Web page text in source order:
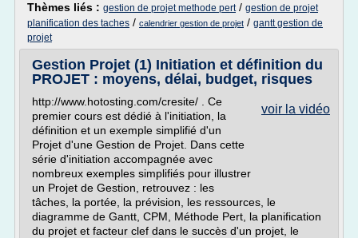
Thèmes liés : gestion de projet methode pert/ gestion de projet
planification des taches / calendrier gestion de projet / gantt gestion de
projet
Gestion Projet (1) Initiation et définition du
PROJET : moyens, délai, budget, risques
voir la vidéo
http://www.hotosting.com/cresite/ . Ce
premier cours est dédié à l'initiation, la
définition et un exemple simplifié d'un
Projet d'une Gestion de Projet. Dans cette
série d'initiation accompagnée avec
nombreux exemples simplifiés pour illustrer
un Projet de Gestion, retrouvez : les
tâches, la portée, la prévision, les ressources, le
diagramme de Gantt, CPM, Méthode Pert, la planification
du projet et facteur clef dans le succès d'un projet, le